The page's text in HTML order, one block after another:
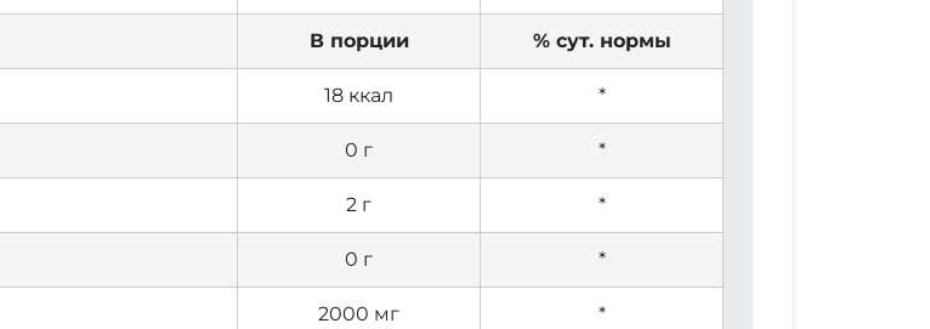
В порции % сут. нормы
18 ккал *
0 г *
2 г *
0 г *
2000 мг *